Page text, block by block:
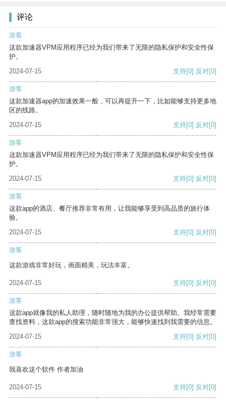
评论
游客
这款加速器VPM应用程序已经为我们带来了无限的隐私保护和安全性保
护。
2024-07-15
支持[0] 反对[0]
游客
这款加速器app的加速效果一般，可以再提升一下，比如能够支持更多地
区的线路。
2024-07-15
支持[0] 反对[0]
游客
这款加速器VPM应用程序已经为我们带来了无限的隐私保护和安全性保
护。
2024-07-15
支持[0] 反对[0]
游客
这款app的酒店、餐厅推荐非常有用，让我能够享受到高品质的旅行体
验。
2024-07-15
支持[0] 反对[0]
游客
这款游戏非常好玩，画面精美，玩法丰富。
2024-07-15 支持[0] 反对[0]
游客
这款app就像我的私人助理，随时随地为我的办公提供帮助。我经常需要
查找资料，这款app的搜索功能非常强大，能够快速找到我需要的信息。
2024-07-15
支持[0] 反对[0]
游客
我喜欢这个软件 作者加油
2024-07-15 支持[0] 反对[0]